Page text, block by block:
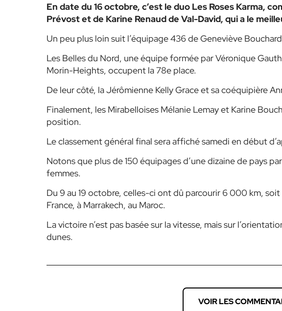
En date du 16 octobre, c’est le duo Les Roses Karma,
Prévost et de Karine Renaud de Val-David, qui a le
Un peu plus loin suit l’équipage 436 de Geneviève
Les Belles du Nord, une équipe formée par Véronique
Morin-Heights, occupent la 78e place.
De leur côté, la Jérômienne Kelly Grace et sa coéquipière
Finalement, les Mirabelloises Mélanie Lemay et Karine
position.
Le classement général final sera affiché samedi en début
Notons que plus de 150 équipages d’une dizaine de pays
femmes.
Du 9 au 19 octobre, celles-ci ont dû parcourir 6 000 km,
France, à Marrakech, au Maroc.
La victoire n’est pas basée sur la vitesse, mais sur
dunes.
VOIR LES